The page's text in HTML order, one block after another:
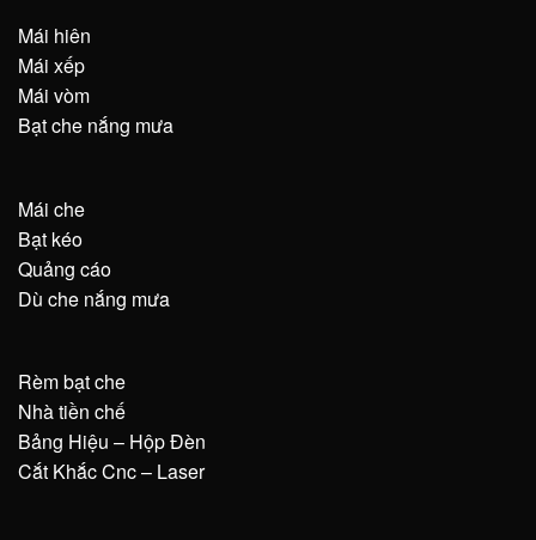
Mái hiên
Mái xếp
Mái vòm
Bạt che nắng mưa
Mái che
Bạt kéo
Quảng cáo
Dù che nắng mưa
Rèm bạt che
Nhà tiền chế
Bảng Hiệu – Hộp Đèn
Cắt Khắc Cnc – Laser